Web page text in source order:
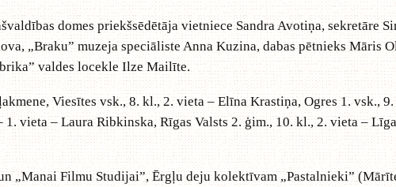
domes priekšsēdētāja vietniece Sandra Avotiņa, sekretāre
„Braku” muzeja speciāliste Anna Kuzina, dabas pētnieks Māris
valdes locekle Ilze Mailīte.
Viesītes vsk., 8. kl., 2. vieta – Elīna Krastiņa, Ogres 1. vsk.,
vieta – Laura Ribkinska, Rīgas Valsts 2. ģim., 10. kl., 2. vieta –
Filmu Studijai”, Ērgļu deju kolektīvam „Pastalnieki” (Mārīte